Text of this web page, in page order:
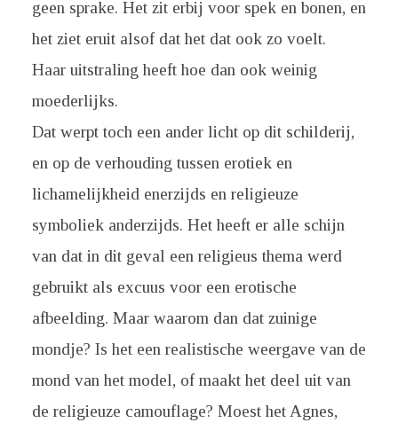
geen sprake. Het zit erbij voor spek en bonen, en
het ziet eruit alsof dat het dat ook zo voelt.
Haar uitstraling heeft hoe dan ook weinig
moederlijks.
Dat werpt toch een ander licht op dit schilderij,
en op de verhouding tussen erotiek en
lichamelijkheid enerzijds en religieuze
symboliek anderzijds. Het heeft er alle schijn
van dat in dit geval een religieus thema werd
gebruikt als excuus voor een erotische
afbeelding. Maar waarom dan dat zuinige
mondje? Is het een realistische weergave van de
mond van het model, of maakt het deel uit van
de religieuze camouflage? Moest het Agnes,